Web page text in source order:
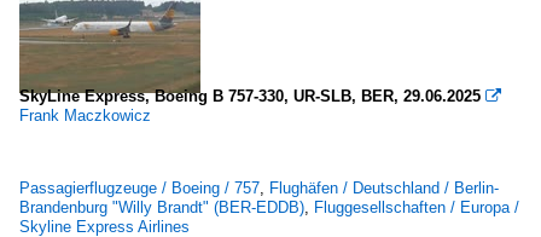
SkyLine Express, Boeing B 757-330, UR-SLB, BER, 29.06.2025 
Frank Maczkowicz
Passagierflugzeuge / Boeing / 757, Flughäfen / Deutschland / Berlin-
Brandenburg "Willy Brandt" (BER-EDDB), Fluggesellschaften / Europa /
Skyline Express Airlines